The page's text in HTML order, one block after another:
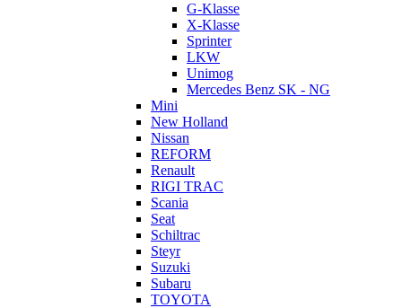
G-Klasse
X-Klasse
Sprinter
LKW
Unimog
Mercedes Benz SK - NG
Mini
New Holland
Nissan
REFORM
Renault
RIGI TRAC
Scania
Seat
Schiltrac
Steyr
Suzuki
Subaru
TOYOTA